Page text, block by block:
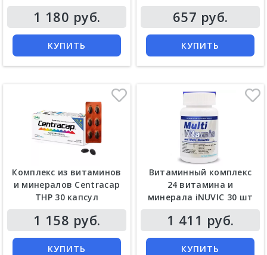
1 180 руб.
КУПИТЬ
657 руб.
КУПИТЬ
Комплекс из витаминов
и минералов Centracap
THP 30 капсул
1 158 руб.
КУПИТЬ
Витаминный комплекс
24 витамина и
минерала iNUVIC 30 шт
1 411 руб.
КУПИТЬ